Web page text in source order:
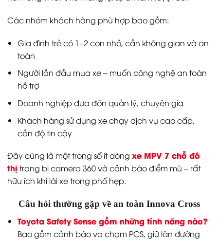
Các nhóm khách hàng phù hợp bao gồm:
Gia đình trẻ có 1–2 con nhỏ, cần không gian và an
toàn
Người lần đầu mua xe – muốn công nghệ an toàn
hỗ trợ
Doanh nghiệp đưa đón quản lý, chuyên gia
Khách hàng sử dụng xe chạy dịch vụ cao cấp,
cần độ tin cậy
Đây cũng là một trong số ít dòng xe MPV 7 chỗ đô
thị trang bị camera 360 và cảnh báo điểm mù – rất
hữu ích khi lái xe trong phố hẹp.
Câu hỏi thường gặp về an toàn Innova Cross
Toyota Safety Sense gồm những tính năng nào?
Bao gồm cảnh báo va chạm PCS, giữ làn đường